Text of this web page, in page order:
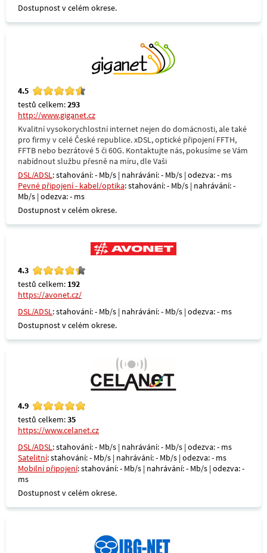
Dostupnost v celém okrese.
4.5
testů celkem:293
http://www.giganet.cz
Kvalitní vysokorychlostní internet nejen do domácnosti, ale také
pro firmy v celé České republice. xDSL, optické připojení FFTH,
FFTB nebo bezrátové 5 či 60G. Kontaktujte nás, pokusíme se Vám
nabídnout službu přesně na míru, dle Vaši
DSL/ADSL: stahování: - Mb/s | nahrávání: - Mb/s | odezva: - ms
Pevné připojení - kabel/optika: stahování: - Mb/s | nahrávání: -
Mb/s | odezva: - ms
Dostupnost v celém okrese.
4.3
testů celkem: 192
https://avonet.cz/
DSL/ADSL: stahování: - Mb/s | nahrávání: - Mb/s | odezva: - ms
Dostupnost v celém okrese.
4.9
testů celkem:35
https://www.celanet.cz
DSL/ADSL: stahování: - Mb/s | nahrávání: - Mb/s | odezva: - ms
Satelitní: stahování: - Mb/s | nahrávání: - Mb/s | odezva: - ms
Mobilní připojení: stahování: - Mb/s | nahrávání: - Mb/s | odezva: -
ms
Dostupnost v celém okrese.